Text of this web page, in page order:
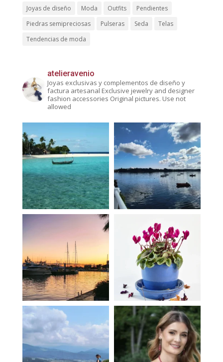
Joyas de diseño
Moda Outfits
Pendientes
Piedras semipreciosas
Pulseras Seda
Telas
Tendencias de moda
atelieravenio
Joyas exclusivas y complementos de diseño y
factura artesanal Exclusive jewelry and designer
fashion accessories Original pictures. Use not
allowed